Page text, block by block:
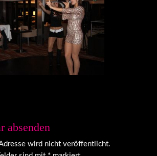
absenden
wird nicht veröffentlicht.